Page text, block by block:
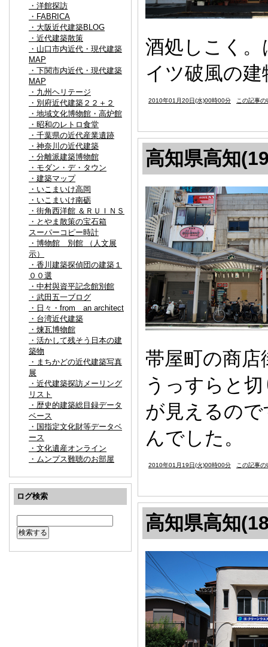
・洋館探訪
・FABRICA
・大阪近代建築BLOG
・近代建築散策
・山口市内近代・現代建築
MAP
・下関市内近代・現代建築
MAP
・九州ヘリテージ
・別府近代建築２２＋２
・地域文化博物館・高炉館
・昭和のレトロ食堂
・千葉県の近代産業遺跡
・神奈川の近代建築
・分離派建築博物館
・モダン・デ・タウン
・建築マップ
・いこまいけ高岡
・いこまいけ南砺
・街角西洋館 ＆ＲＵＩＮＳ
・とやま散策の宝石箱
スーパーコピー時計
・博物館 別館 （人文展
示）
・香川建築探偵団の建築１
００選
・中村與資平記念館別館
・武田五一ブログ
・日々・from an architect
・台湾近代建築
・煉瓦博物館
・活かして残そう日本の建
築物
・まちかどの近代建築写真
展
・近代建築探訪メーリング
リスト
・歴史的建築総目録データ
ベース
・国指定文化財等データベ
ース
・文化遺産オンライン
・ムンプス難聴のお部屋
ログ検索
酒処しこく
イツ破風の
2010年01月20日(水)00時00分 この記事の
高知県高知
帯屋町の商
うっすらと
が見えるの
んでした。
2010年01月19日(火)00時00分 この記事の
高知県高知